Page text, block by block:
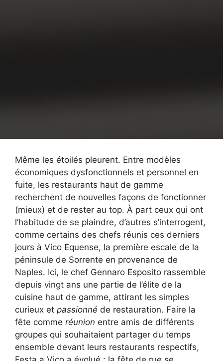
Même les étoilés pleurent. Entre modèles
économiques dysfonctionnels et personnel en
fuite, les restaurants haut de gamme
recherchent de nouvelles façons de fonctionner
(mieux) et de rester au top. À part ceux qui ont
l’habitude de se plaindre, d’autres s’interrogent,
comme certains des chefs réunis ces derniers
jours à Vico Equense, la première escale de la
péninsule de Sorrente en provenance de
Naples. Ici, le chef Gennaro Esposito rassemble
depuis vingt ans une partie de l’élite de la
cuisine haut de gamme, attirant les simples
curieux et passionné de restauration. Faire la
fête comme réunion entre amis de différents
groupes qui souhaitaient partager du temps
ensemble devant leurs restaurants respectifs,